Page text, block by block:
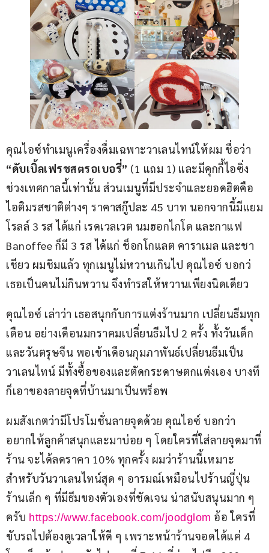
คุณไอซ์ทำเมนูเครื่องดื่มเฉพาะวาเลนไทน์ให้ผม ชื่อว่า
“ดับเบิ้ลเฟรชสตรอเบอรี่” (1 แถม 1) และมีคุกกี้ไอซิ่ง
ช่วงเทศกาลนี้เท่านั้น ส่วนเมนูที่มีประจำและยอดฮิตคือ
ไอติมรสชาติต่างๆ ราคาสกู๊ปละ 45 บาท นอกจากนี้มีแยม
โรลล์ 3 รส ได้แก่ เรดเวลเวต นมฮอกไกโด และกาแฟ
Banoffee ก็มี 3 รส ได้แก่ ช็อกโกแลต คาราเมล และชา
เชียว ผมชิมแล้ว ทุกเมนูไม่หวานเกินไป คุณไอซ์ บอกว่
เธอเป็นคนไม่กินหวาน จึงทำรสให้หวานเพียงนิดเดียว
คุณไอซ์ เล่าว่า เธอสนุกกับการแต่งร้านมาก เปลี่ยนธีมทุก
เดือน อย่างเดือนมกราคมเปลี่ยนธีมไป 2 ครั้ง ทั้งวันเด็ก
และวันตรุษจีน พอเข้าเดือนกุมภาพันธ์เปลี่ยนธีมเป็น
วาเลนไทน์ มีทั้งซื้อของและตัดกระดาษตกแต่งเอง บางที
ก็เอาของลายจุดที่บ้านมาเป็นพร็อพ
ผมสังเกตว่ามีโปรโมชั่นลายจุดด้วย คุณไอซ์ บอกว่า
อยากให้ลูกค้าสนุกและมาบ่อย ๆ โดยใครที่ใส่ลายจุดมาที่
ร้าน จะได้ลดราคา 10% ทุกครั้ง ผมว่าร้านนี้เหมาะ
สำหรับวันวาเลนไทน์สุด ๆ อารมณ์เหมือนไปร้านญี่ปุ่น
ร้านเล็ก ๆ ที่มีธีมของตัวเองที่ชัดเจน น่าสนับสนุนมาก ๆ
ครับ https://www.facebook.com/joodglom อ้อ ใครที่
ขับรถไปต้องดูเวลาให้ดี ๆ เพราะหน้าร้านจอดได้แค่ 4